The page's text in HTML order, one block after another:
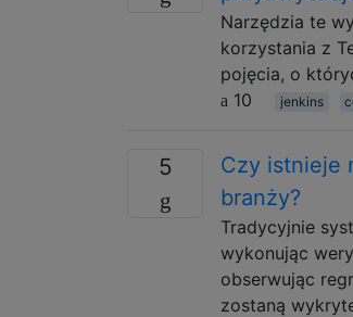
Narzędzia te
korzystania z
pojęcia, o
10
jenkins
5
Czy istnieje
branży?
Tradycyjnie
wykonując
obserwując
zostaną